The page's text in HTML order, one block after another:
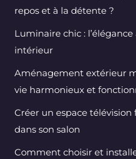
repos et à la détente ?
Luminaire chic :
intérieur
Aménagement extérieur
vie harmonieux et
Créer un espace
dans son salon
Comment choisir et